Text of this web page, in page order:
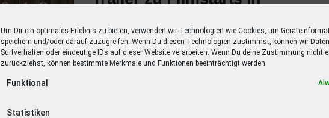
Um Dir ein optimales Erlebnis zu bieten, verwenden wir Technologien wie Cookies, um
speichern und/oder darauf zuzugreifen. Wenn Du diesen Technologien zustimmst, können wir
Surfverhalten oder eindeutige IDs auf dieser Website verarbeiten. Wenn Du deine Zustimmung nicht
zurückziehst, können bestimmte Merkmale und Funktionen beeinträchtigt werden.
Funktional
Statistiken
Entdecke alle Trailer zu Filmstarts in diesem
Jahr mit einer Übersicht der Schauspieler.
Verpasse keinen Film mehr mit dieser Liste!